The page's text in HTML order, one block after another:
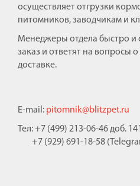
осуществляет отгрузки
питомников, заводчикам и
Менеджеры отдела быстро и
заказ и ответят на вопросы
доставке.
E-mail: pitomnik@blitzpet.ru
Тел: +7 (499) 213-06-46 доб.
+7 (929) 691-18-58